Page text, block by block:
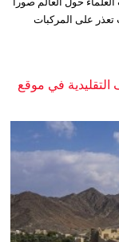
على المركبات
التقليدية في موقع